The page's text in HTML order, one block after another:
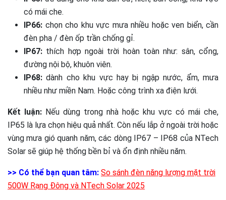
có mái che.
IP66: chọn cho khu vực mưa nhiều hoặc ven biển, cần
đèn pha / đèn ốp trần chống gỉ.
IP67: thích hợp ngoài trời hoàn toàn như: sân, cổng,
đường nội bộ, khuôn viên.
IP68: dành cho khu vực hay bị ngập nước, ẩm, mưa
nhiều như miền Nam. Hoặc công trình xa điện lưới.
Kết luận: Nếu dùng trong nhà hoặc khu vực có mái che,
IP65 là lựa chọn hiệu quả nhất. Còn nếu lắp ở ngoài trời hoặc
vùng mưa gió quanh năm, các dòng IP67 – IP68 của NTech
Solar sẽ giúp hệ thống bền bỉ và ổn định nhiều năm.
>> Có thể bạn quan tâm: So sánh đèn năng lượng mặt trời
500W Rạng Đông và NTech Solar 2025